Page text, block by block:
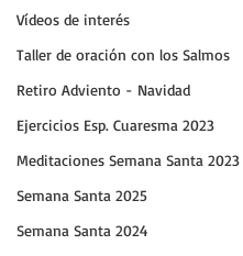
Vídeos de interés
Taller de oración con los Salmos
Retiro Adviento - Navidad
Ejercicios Esp. Cuaresma 2023
Meditaciones Semana Santa 2023
Semana Santa 2025
Semana Santa 2024